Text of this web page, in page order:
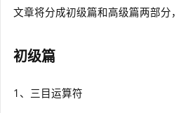
文章将分成初级篇和高级篇两部分
初级篇
1、三目运算符